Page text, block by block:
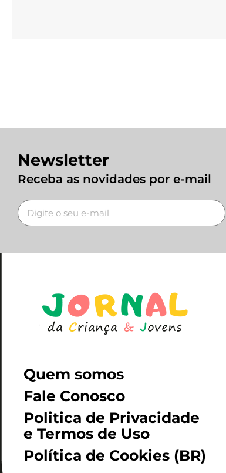
Newsletter
Receba as novidades por e-mail
Quem somos
Fale Conosco
Politica de Privacidade
e Termos de Uso
Política de Cookies (BR)